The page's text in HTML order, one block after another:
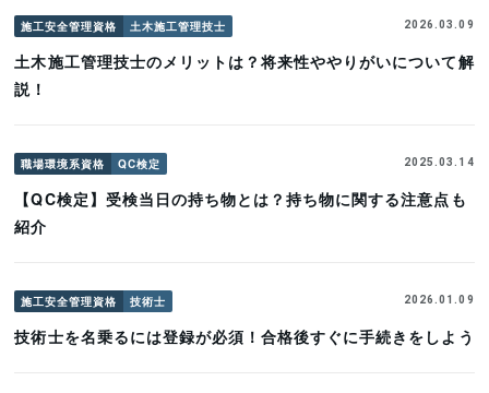
施工安全管理資格 土木施工管理技士 2026.03.09
土木施工管理技士のメリットは？将来性ややりがいについて解
説！
職場環境系資格 QC検定 2025.03.14
【QC検定】受検当日の持ち物とは？持ち物に関する注意点も
紹介
施工安全管理資格 技術士 2026.01.09
技術士を名乗るには登録が必須！合格後すぐに手続きをしよう